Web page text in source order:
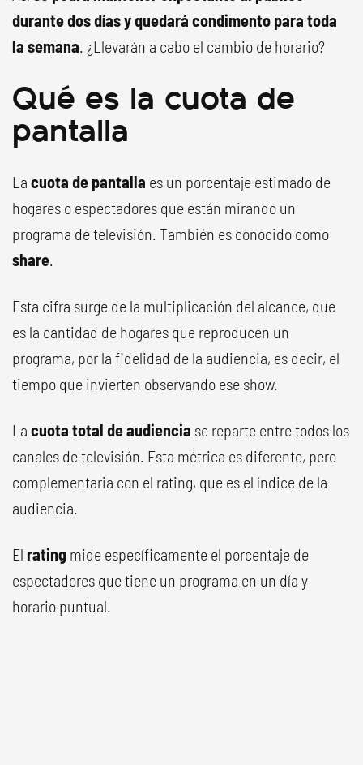
durante dos días y quedará condimento para toda
la semana. ¿Llevarán a cabo el cambio de horario?
Qué es la cuota de
pantalla
La cuota de pantalla es un porcentaje estimado de
hogares o espectadores que están mirando un
programa de televisión. También es conocido como
share.
Esta cifra surge de la multiplicación del alcance, que
es la cantidad de hogares que reproducen un
programa, por la fidelidad de la audiencia, es decir, el
tiempo que invierten observando ese show.
La cuota total de audiencia se reparte entre todos los
canales de televisión. Esta métrica es diferente, pero
complementaria con el rating, que es el índice de la
audiencia.
El rating mide específicamente el porcentaje de
espectadores que tiene un programa en un día y
horario puntual.